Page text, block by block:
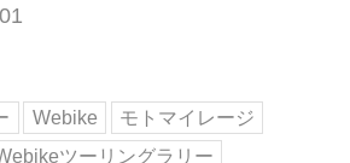
Webike
モトマイレージ
ツーリングラリー